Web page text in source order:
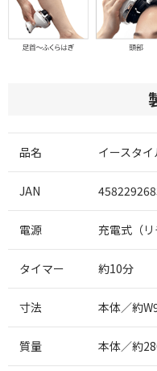
品名 イースタ
JAN
電源 充電式（リ
タイマー 約10分
寸法 本体／約
質量 本体／約